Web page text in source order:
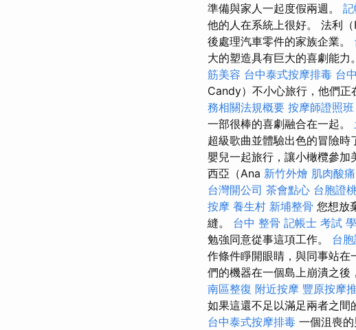
準備與家人一起度假兩週。
他的人在系統上很好。 法利
後處理汽車零件的家族企業。
大的塑造具有巨大的喜劇能力
筋美容 台中泰式按摩排毒 台
Candy）不小心旅行，他們正
務相關法規概要 按摩師證照班
一部很棒的喜劇融合在一起。
超級歌曲並體驗出色的冒險
嬰兒一起旅行，讓小橄欖參加
西亞（Ana 新竹外燴 肌肉酸痛
台灣開公司 茶會點心 台胞證
按摩 養生村 新埔整骨 您想放
縫。 台中 整骨 記帳士 考試
勉強同意從事這項工作。 台
作條件睜開眼睛，與同事站
們的機器在一個島上崩潰之後
南區整復 附近按摩 豐原按摩
如果這還不足以滿足兩者之間
台中泰式按摩排毒 一個沮喪